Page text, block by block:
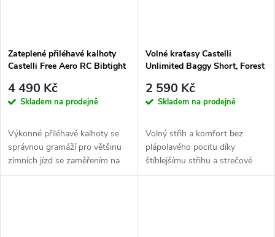
Zateplené přiléhavé kalhoty
Castelli Free Aero RC Bibtight
4 490 Kč
Skladem na prodejně
Výkonné přiléhavé kalhoty se
správnou gramáží pro většinu
zimních jízd se zaměřením na
pohodlí, roztažnost a ochranu...
Volné kraťasy Castelli
Unlimited Baggy Short, Forest
2 590 Kč
Skladem na prodejně
Volný střih a komfort bez
plápolavého pocitu díky
štíhlejšímu střihu a strečové
tkané látce. Tyto volné šortky